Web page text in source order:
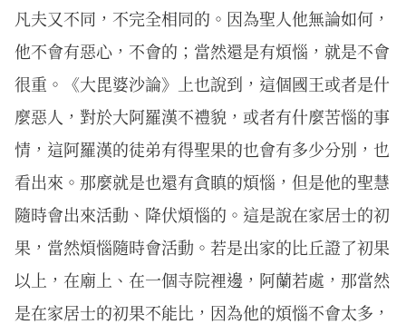
凡夫又不同，不完全相同的。因為聖人他無論如何，
他不會有惡心，不會的；當然還是有煩惱，就是不會
很重。《大毘婆沙論》上也說到，這個國王或者是什
麼惡人，對於大阿羅漢不禮貌，或者有什麼苦惱的事
情，這阿羅漢的徒弟有得聖果的也會有多少分別，也
看出來。那麼就是也還有貪瞋的煩惱，但是他的聖慧
隨時會出來活動、降伏煩惱的。這是說在家居士的初
果，當然煩惱隨時會活動。若是出家的比丘證了初果
以上，在廟上、在一個寺院裡邊，阿蘭若處，那當然
是在家居士的初果不能比，因為他的煩惱不會太多，